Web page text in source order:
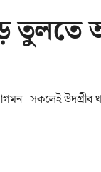
সকলেই